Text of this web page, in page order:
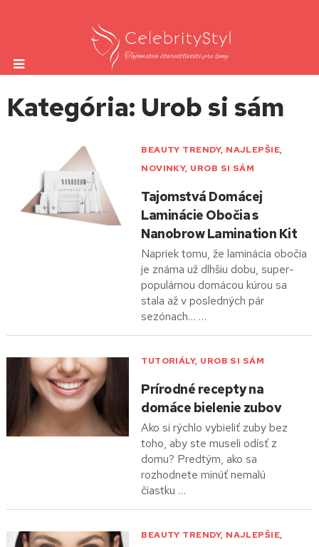
Kategória: Urob si sám
BEAUTY TRENDY, NAJLEPŠIE,
NOVINKY, UROB SI SÁM
Tajomstvá Domácej
Laminácie Obočia s
Nanobrow Lamination Kit
Napriek tomu, že laminácia obočia
je známa už dlhšiu dobu, super-
populárnou domácou kúrou sa
stala až v posledných pár
sezónach… …
TUTORIÁLY, UROB SI SÁM
Prírodné recepty na
domáce bielenie zubov
Ako si rýchlo vybieliť zuby bez
toho, aby ste museli odísť z
domu? Predtým, ako sa
rozhodnete minúť nemalú
čiastku …
BEAUTY TRENDY, NAJLEPŠIE,